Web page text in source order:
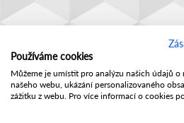
Používáme cookies
Můžeme je umístit pro analýzu našich údajů
našeho webu, ukázání personalizovaného
zážitku z webu. Pro více informací o cookies